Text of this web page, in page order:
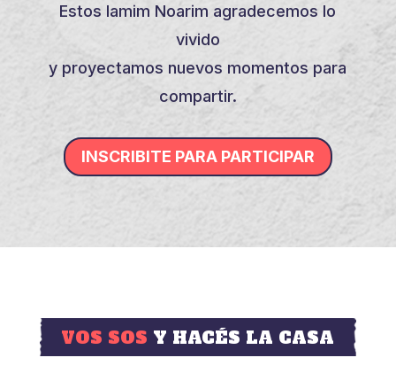
Estos Iamim Noarim agradecemos lo
vivido
y proyectamos nuevos momentos para
compartir.
INSCRIBITE PARA PARTICIPAR
VOS SOS Y HACÉS LA CASA